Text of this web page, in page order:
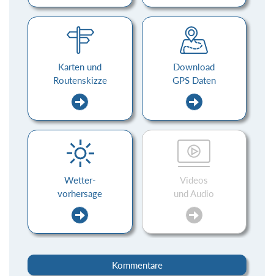
Karten und
Routenskizze
Download
GPS Daten
Wetter-
vorhersage
Videos
und Audio
Kommentare